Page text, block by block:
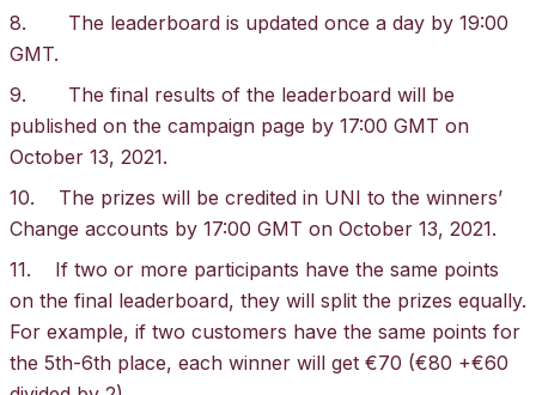
8. The leaderboard is updated once a day by 19:00
GMT.
9. The final results of the leaderboard will be
published on the campaign page by 17:00 GMT on
October 13, 2021.
10. The prizes will be credited in UNI to the winners’
Change accounts by 17:00 GMT on October 13, 2021.
11. If two or more participants have the same points
on the final leaderboard, they will split the prizes equally.
For example, if two customers have the same points for
the 5th-6th place, each winner will get €70 (€80 +€60